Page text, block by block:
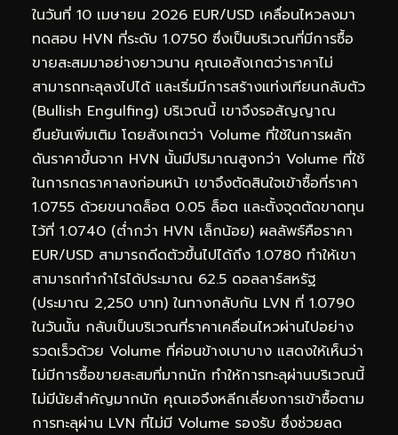
ในวันที่ 10 เมษายน 2026 EUR/USD เคลื่อนไหวลงมา
ทดสอบ HVN ที่ระดับ 1.0750 ซึ่งเป็นบริเวณที่มีการซื้อ
ขายสะสมมาอย่างยาวนาน คุณเอสังเกตว่าราคาไม่
สามารถทะลุลงไปได้ และเริ่มมีการสร้างแท่งเทียนกลับตัว
(Bullish Engulfing) บริเวณนี้ เขาจึงรอสัญญาณ
ยืนยันเพิ่มเติม โดยสังเกตว่า Volume ที่ใช้ในการผลัก
ดันราคาขึ้นจาก HVN นั้นมีปริมาณสูงกว่า Volume ที่ใช้
ในการกดราคาลงก่อนหน้า เขาจึงตัดสินใจเข้าซื้อที่ราคา
1.0755 ด้วยขนาดล็อต 0.05 ล็อต และตั้งจุดตัดขาดทุน
ไว้ที่ 1.0740 (ต่ำกว่า HVN เล็กน้อย) ผลลัพธ์คือราคา
EUR/USD สามารถดีดตัวขึ้นไปได้ถึง 1.0780 ทำให้เขา
สามารถทำกำไรได้ประมาณ 62.5 ดอลลาร์สหรัฐ
(ประมาณ 2,250 บาท) ในทางกลับกัน LVN ที่ 1.0790
ในวันนั้น กลับเป็นบริเวณที่ราคาเคลื่อนไหวผ่านไปอย่าง
รวดเร็วด้วย Volume ที่ค่อนข้างเบาบาง แสดงให้เห็นว่า
ไม่มีการซื้อขายสะสมที่มากนัก ทำให้การทะลุผ่านบริเวณนี้
ไม่มีนัยสำคัญมากนัก คุณเอจึงหลีกเลี่ยงการเข้าซื้อตาม
การทะลุผ่าน LVN ที่ไม่มี Volume รองรับ ซึ่งช่วยลด